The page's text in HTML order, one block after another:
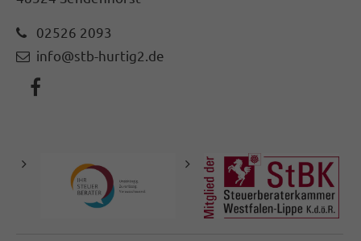
02526 2093
info@stb-hurtig2.de